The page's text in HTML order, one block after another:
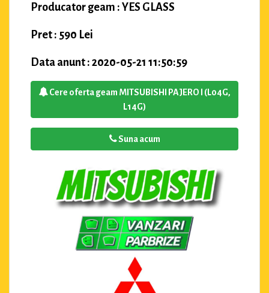
Producator geam : YES GLASS
Pret : 590 Lei
Data anunt : 2020-05-21 11:50:59
Cere oferta geam MITSUBISHI PAJERO I (L04G,
L14G)
Suna acum